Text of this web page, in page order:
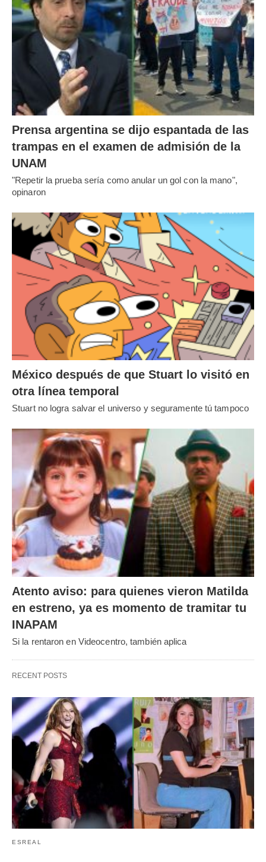
Prensa argentina se dijo espantada de las
trampas en el examen de admisión de la
UNAM
"Repetir la prueba sería como anular un gol con la mano",
opinaron
México después de que Stuart lo visitó en
otra línea temporal
Stuart no logra salvar el universo y seguramente tú tampoco
Atento aviso: para quienes vieron Matilda
en estreno, ya es momento de tramitar tu
INAPAM
Si la rentaron en Videocentro, también aplica
RECENT POSTS
ESREAL